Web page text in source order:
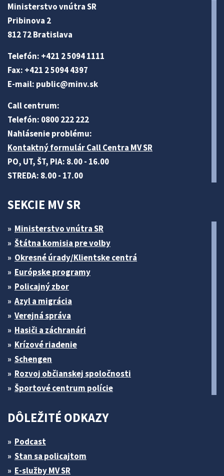
Ministerstvo vnútra SR
Pribinova 2
812 72 Bratislava
Telefón: +421 2 5094 1111
Fax: +421 2 5094 4397
E-mail: public@minv.sk
Call centrum:
Telefón: 0800 222 222
Nahlásenie problému:
Kontaktný formulár Call Centra MV SR
PO, UT, ŠT, PIA: 8.00 - 16.00
STREDA: 8.00 - 17.00
SEKCIE MV SR
Ministerstvo vnútra SR
Štátna komisia pre volby
Okresné úrady/Klientske centrá
Európske programy
Policajný zbor
Azyl a migrácia
Verejná správa
Hasiči a záchranári
Krízové riadenie
Schengen
Rozvoj občianskej spoločnosti
Športové centrum polície
DÔLEŽITÉ ODKAZY
Podcast
Stan sa policajtom
E-služby MV SR